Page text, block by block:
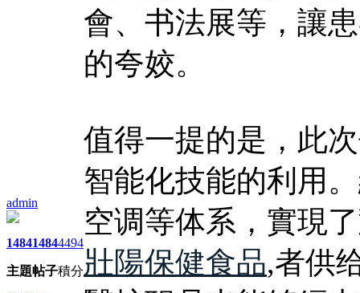
admin
1484
主題
1484
帖子
4494
積分
會、书法展等，讓
的夸姣。
值得一提的是，此
智能化技能的利用
空调等体系，實現
壯陽保健食品,者供